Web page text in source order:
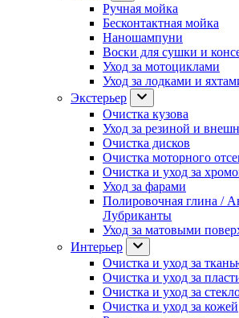
Ручная мойка
Бесконтактная мойка
Наношампуни
Воски для сушки и
Уход за мотоциклами
Уход за лодками и
Экстерьер
Очистка кузова
Уход за резиной и
Очистка дисков
Очистка моторного
Очистка и уход за
Уход за фарами
Полировочная глина /
Лубриканты
Уход за матовыми
Интерьер
Очистка и уход за
Очистка и уход за
Очистка и уход за
Очистка и уход за кожей